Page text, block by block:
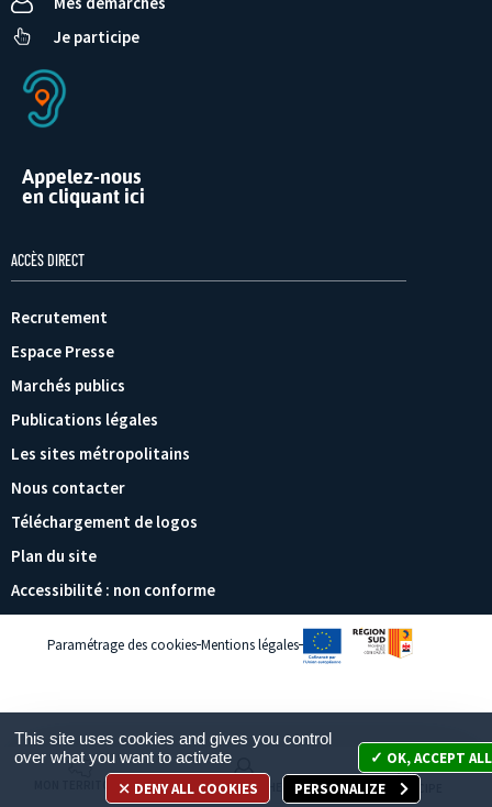
Je participe
Appelez-nous
en cliquant ici
ACCÈS DIRECT
Recrutement
Espace Presse
Marchés publics
Publications légales
Les sites métropolitains
Nous contacter
Téléchargement de logos
Plan du site
Accessibilité : non conforme
Paramétrage des cookies Mentions légales
MON TERRITOIRE MES DÉMARCHES JE PARTICIPE
This site uses cookies and gives you control
over what you want to activate
OK, ACCEPT ALL
DENY ALL COOKIES
PERSONALIZE